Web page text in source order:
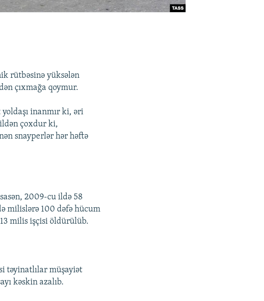
rütbəsinə yüksələn
çıxmağa qoymur.
inanmır ki, əri
ildən çoxdur ki,
snayperlər hər həftə
2009-cu ildə 58
milislərə 100 dəfə hücum
milis işçisi öldürülüb.
təyinatlılar müşayiət
kəskin azalıb.